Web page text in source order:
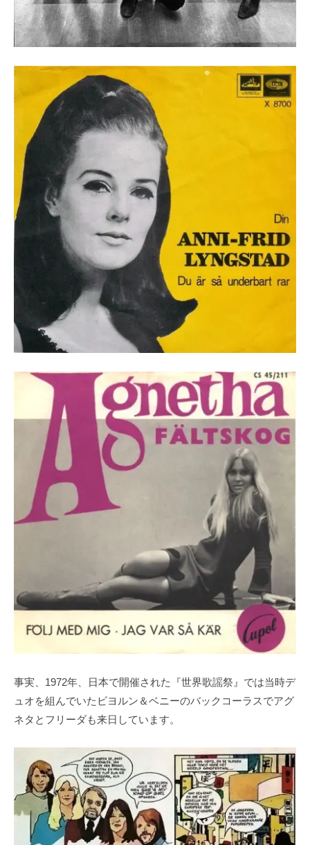
事実、1972年、日本で開催された『世界歌謡祭』では当時デ
ュオを組んでいたビヨルン＆ベニーのバックコーラスでアグ
ネタとフリーダも来日しています。